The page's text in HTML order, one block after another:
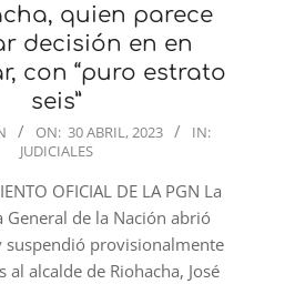
quien parece
decisión en en
con “puro estrato
seis”
ON: 30 ABRIL, 2023
IN:
JUDICIALES
OFICIAL DE LA PGN La
General de la Nación abrió
suspendió provisionalmente
al alcalde de Riohacha, José